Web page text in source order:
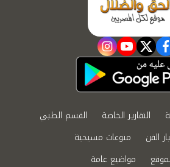
facebook
twitter
youtube
instagram
التقارير الخاصة
القسم الطبي
الفن
منوعات مسيحية
مواضيع عامة